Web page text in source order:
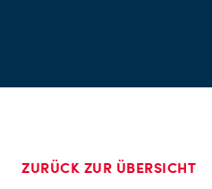
ZURÜCK ZUR ÜBERSICHT